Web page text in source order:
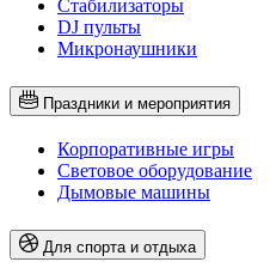
Стабилизаторы
DJ пульты
Микронаушники
Праздники и мероприятия
Корпоративные игры
Световое оборудование
Дымовые машины
Для спорта и отдыха